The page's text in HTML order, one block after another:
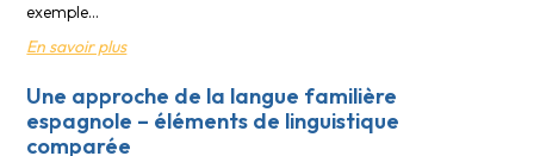
exemple…
En savoir plus
Une approche de la langue familière
espagnole – éléments de linguistique
comparée